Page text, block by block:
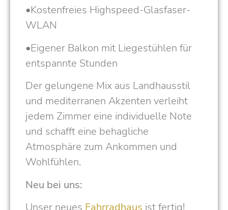
•Kostenfreies Highspeed-Glasfaser-
WLAN
•Eigener Balkon mit Liegestühlen für
entspannte Stunden
Der gelungene Mix aus Landhausstil
und mediterranen Akzenten verleiht
jedem Zimmer eine individuelle Note
und schafft eine behagliche
Atmosphäre zum Ankommen und
Wohlfühlen.
Neu bei uns:
Unser neues Fahrradhaus ist fertig!